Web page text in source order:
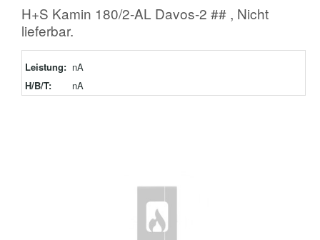
H+S Kamin 180/2-AL Davos-2 ## , Nicht
lieferbar.
Leistung: nA
H/B/T:
nA